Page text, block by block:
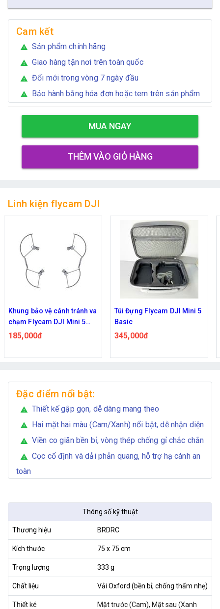
Cam kết
warning Sản phẩm chính hãng
warning Giao hàng tận nơi trên toàn quốc
warning Đổi mới trong vòng 7 ngày đầu
warning Bảo hành bằng hóa đơn hoặc tem trên sản phẩm
MUA NGAY
THÊM VÀO GIỎ HÀNG
Linh kiện flycam DJI
Túi Đựng Flycam DJI Mini 5
Basic
345,000đ
Túi đựng Combo Flycam
DJI Mini 5 Pro thiết kế xách
tay kèm dây đeo chéo
410,000đ
Đặc điểm nổi bật:
warning Thiết kế gập gọn, dễ dàng mang theo
warning Hai mặt hai màu (Cam/Xanh) nổi bật, dễ nhận diện
warning Viền co giãn bền bỉ, vòng thép chống gỉ chắc chắn
warning
Cọc cố định và dải phản quang, hỗ trợ hạ cánh an
toàn
Thông số kỹ thuật
Thương hiệu BRDRC
Kích thước 75 x 75 cm
Trọng lượng 333 g
Chất liệu Vải Oxford (bền bỉ, chống thấm nhẹ)
Thiết ké
Mặt trước (Cam), Mặt sau (Xanh